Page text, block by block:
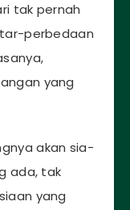
tak pernah
perbedaan
yang
akan sia-
ada, tak
yang